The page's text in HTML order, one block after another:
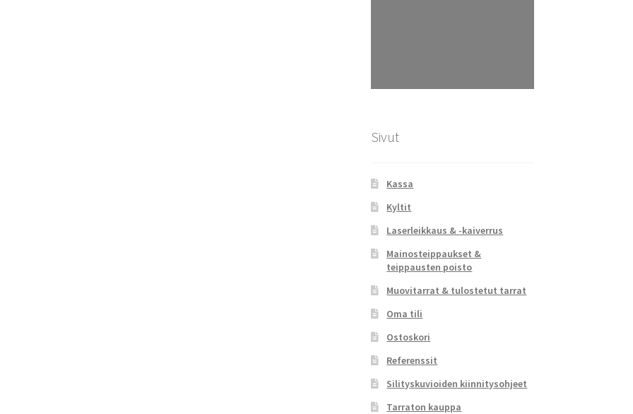
Sivut
Kassa
Kyltit
Laserleikkaus & -kaiverrus
Mainosteippaukset &
teippausten poisto
Muovitarrat & tulostetut tarrat
Oma tili
Ostoskori
Referenssit
Silityskuvioiden kiinnitysohjeet
Tarraton kauppa